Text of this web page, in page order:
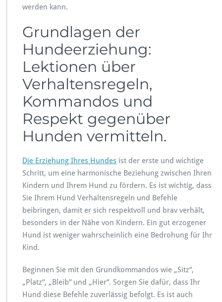
werden kann.
Grundlagen der
Hundeerziehung:
Lektionen über
Verhaltensregeln,
Kommandos und
Respekt gegenüber
Hunden vermitteln.
Die Erziehung Ihres Hundes ist der erste und wichtige
Schritt, um eine harmonische Beziehung zwischen Ihren
Kindern und Ihrem Hund zu fördern. Es ist wichtig, dass
Sie Ihrem Hund Verhaltensregeln und Befehle
beibringen, damit er sich respektvoll und brav verhält,
besonders in der Nähe von Kindern. Ein gut erzogener
Hund ist weniger wahrscheinlich eine Bedrohung für Ihr
Kind.
Beginnen Sie mit den Grundkommandos wie „Sitz“,
„Platz“, „Bleib“ und „Hier“. Sorgen Sie dafür, dass Ihr
Hund diese Befehle zuverlässig befolgt. Es ist auch